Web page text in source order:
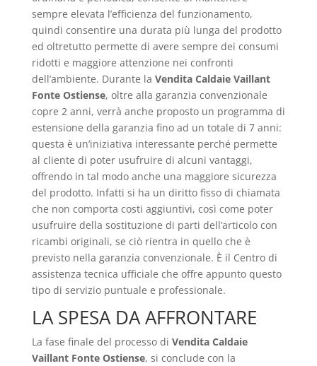
sempre elevata l’efficienza del funzionamento,
quindi consentire una durata più lunga del prodotto
ed oltretutto permette di avere sempre dei consumi
ridotti e maggiore attenzione nei confronti
dell’ambiente. Durante la Vendita Caldaie Vaillant
Fonte Ostiense, oltre alla garanzia convenzionale
copre 2 anni, verrà anche proposto un programma di
estensione della garanzia fino ad un totale di 7 anni:
questa è un’iniziativa interessante perché permette
al cliente di poter usufruire di alcuni vantaggi,
offrendo in tal modo anche una maggiore sicurezza
del prodotto. Infatti si ha un diritto fisso di chiamata
che non comporta costi aggiuntivi, così come poter
usufruire della sostituzione di parti dell’articolo con
ricambi originali, se ciò rientra in quello che è
previsto nella garanzia convenzionale. È il Centro di
assistenza tecnica ufficiale che offre appunto questo
tipo di servizio puntuale e professionale.
LA SPESA DA AFFRONTARE
La fase finale del processo di Vendita Caldaie
Vaillant Fonte Ostiense, si conclude con la